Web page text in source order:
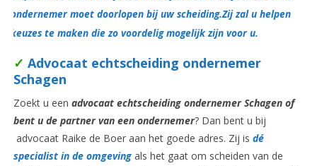
ondernemer moet doorlopen bij uw scheiding.Zij zal u helpen
keuzes te maken die zo voordelig mogelijk zijn voor u.
✓ Advocaat echtscheiding ondernemer
Schagen
Zoekt u een advocaat echtscheiding ondernemer Schagen of
bent u de partner van een ondernemer? Dan bent u bij
advocaat Raike de Boer aan het goede adres. Zij is dé
specialist in de omgeving als het gaat om scheiden van de